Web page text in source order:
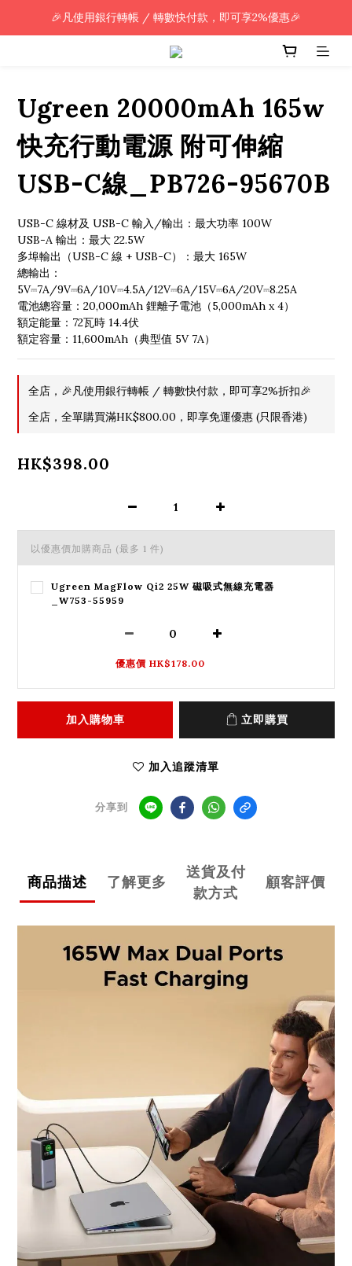
🎉凡使用銀行轉帳 / 轉數快付款，即可享2%優惠🎉
🎉凡使用銀行轉帳 / 轉數快付款，即可享2%優惠🎉
全單購買滿HK$800.00，即享免運優惠 (只限香港)
Ugreen 20000mAh 165w
快充行動電源 附可伸縮
USB-C線_PB726-95670B
USB-C 線材及 USB-C 輸入/輸出：最大功率 100W
USB-A 輸出：最大 22.5W
多埠輸出（USB-C 線 + USB-C）：最大 165W
總輸出：
5V⎓7A/9V⎓6A/10V⎓4.5A/12V⎓6A/15V⎓6A/20V⎓8.25A
電池總容量：20,000mAh 鋰離子電池（5,000mAh x 4）
額定能量：72瓦時 14.4伏
額定容量：11,600mAh（典型值 5V 7A）
全店，🎉凡使用銀行轉帳 / 轉數快付款，即可享2%折扣🎉
全店，全單購買滿HK$800.00，即享免運優惠 (只限香港)
HK$398.00
以優惠價加購商品 (最多 1 件)
Ugreen MagFlow Qi2 25W 磁吸式無線充電器
_W753-55959
優惠價 HK$178.00
加入購物車 立即購買
加入追蹤清單
分享到
商品描述 了解更多
送貨及付
款方式
顧客評價